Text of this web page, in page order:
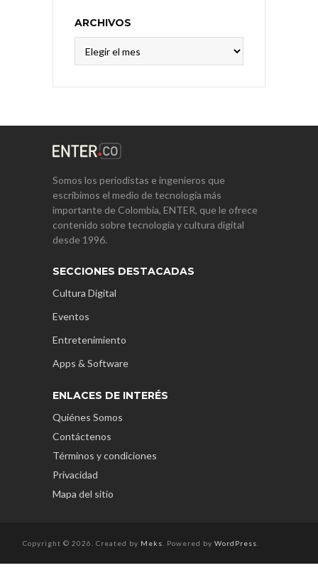
ARCHIVOS
Somos los periodistas e ingenieros que
escribimos el medio de tecnología más
importante de Colombia, ENTER, que le ofrece
contenido sobre tecnología y cultura digital
desde 1996.
SECCIONES DESTACADAS
Cultura Digital
Eventos
Entretenimiento
Apps & Software
ENLACES DE INTERÉS
Quiénes Somos
Contáctenos
Términos y condiciones
Privacidad
Mapa del sitio
Copyright © 2026. Created by Meks . Powered by WordPress